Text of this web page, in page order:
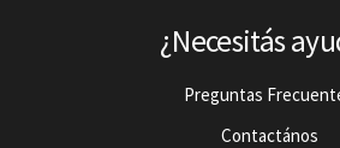
¿Necesitás
Preguntas
Contactános